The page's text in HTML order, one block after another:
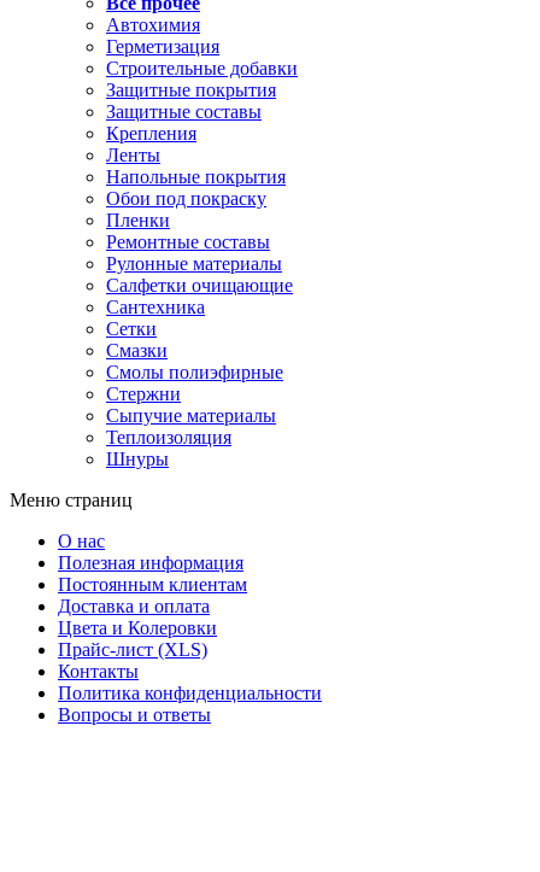
Автохимия
Герметизация
Строительные добавки
Защитные покрытия
Защитные составы
Крепления
Ленты
Напольные покрытия
Обои под покраску
Пленки
Ремонтные составы
Рулонные материалы
Салфетки очищающие
Сантехника
Сетки
Смазки
Смолы полиэфирные
Стержни
Сыпучие материалы
Теплоизоляция
Шнуры
Меню страниц
О нас
Полезная информация
Постоянным клиентам
Доставка и оплата
Цвета и Колеровки
Прайс-лист (XLS)
Контакты
Политика конфиденциальности
Вопросы и ответы